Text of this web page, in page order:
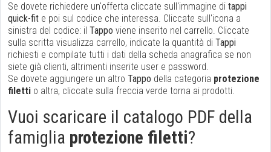
Se dovete richiedere un'offerta cliccate sull'immagine di tappi
quick-fit e poi sul codice che interessa. Cliccate sull'icona a
sinistra del codice: il Tappo viene inserito nel carrello. Cliccate
sulla scritta visualizza carrello, indicate la quantità di Tappi
richiesti e compilate tutti i dati della scheda anagrafica se non
siete già clienti, altrimenti inserite user e password.
Se dovete aggiungere un altro Tappo della categoria protezione
filetti o altra, cliccate sulla freccia verde torna ai prodotti.
Vuoi scaricare il catalogo PDF della
famiglia protezione filetti?